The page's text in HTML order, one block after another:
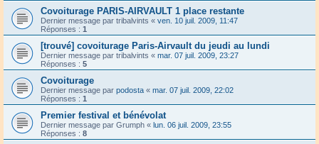
Covoiturage PARIS-AIRVAULT 1 place restante
Dernier message par tribalvints « ven. 10 juil. 2009, 11:47
Réponses : 1
[trouvé] covoiturage Paris-Airvault du jeudi au lundi
Dernier message par tribalvints « mar. 07 juil. 2009, 23:27
Réponses : 5
Covoiturage
Dernier message par podosta « mar. 07 juil. 2009, 22:02
Réponses : 1
Premier festival et bénévolat
Dernier message par Grumph « lun. 06 juil. 2009, 23:55
Réponses : 8